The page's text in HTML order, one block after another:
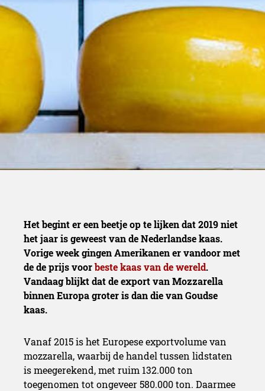
Europa
kaas
Het begint er een beetje op te lijken dat 2019 niet
het jaar is geweest van de Nederlandse kaas.
Vorige week gingen Amerikanen er vandoor met
de de prijs voorbeste kaas van de wereld.
Vandaag blijkt dat de export van Mozzarella
binnen Europa groter is dan die van Goudse
kaas.
Vanaf 2015 is het Europese exportvolume van
mozzarella, waarbij de handel tussen lidstaten
is meegerekend, met ruim 132.000 ton
toegenomen tot ongeveer 580.000 ton. Daarmee